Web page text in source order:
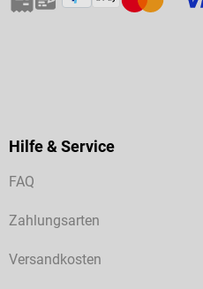
Hilfe & Service
FAQ
Zahlungsarten
Versandkosten